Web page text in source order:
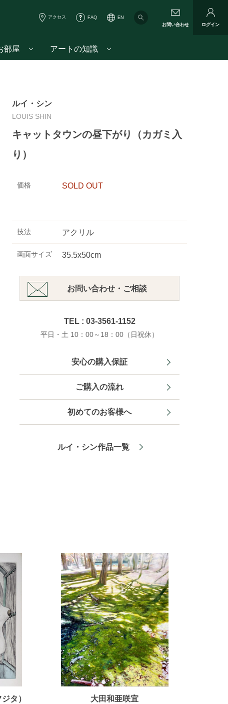
アクセス FAQ
EN
お問い合わせ
ログイン
部屋 アートの知識
ルイ・シン
LOUIS SHIN
キャットタウンの昼下がり（カガミ入
り）
価格 SOLD OUT
技法 アクリル
画面サイズ 35.5x50cm
お問い合わせ・ご相談
TEL : 03-3561-1152
平日・土 10：00～18：00（日祝休）
安心の購入保証
ご購入の流れ
初めてのお客様へ
ルイ・シン作品一覧
タ）
大田和亜咲宜